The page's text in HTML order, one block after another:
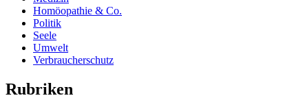
Homöopathie & Co.
Politik
Seele
Umwelt
Verbraucherschutz
Rubriken